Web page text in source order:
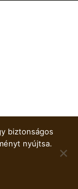
biztonságos
nyújtsa.